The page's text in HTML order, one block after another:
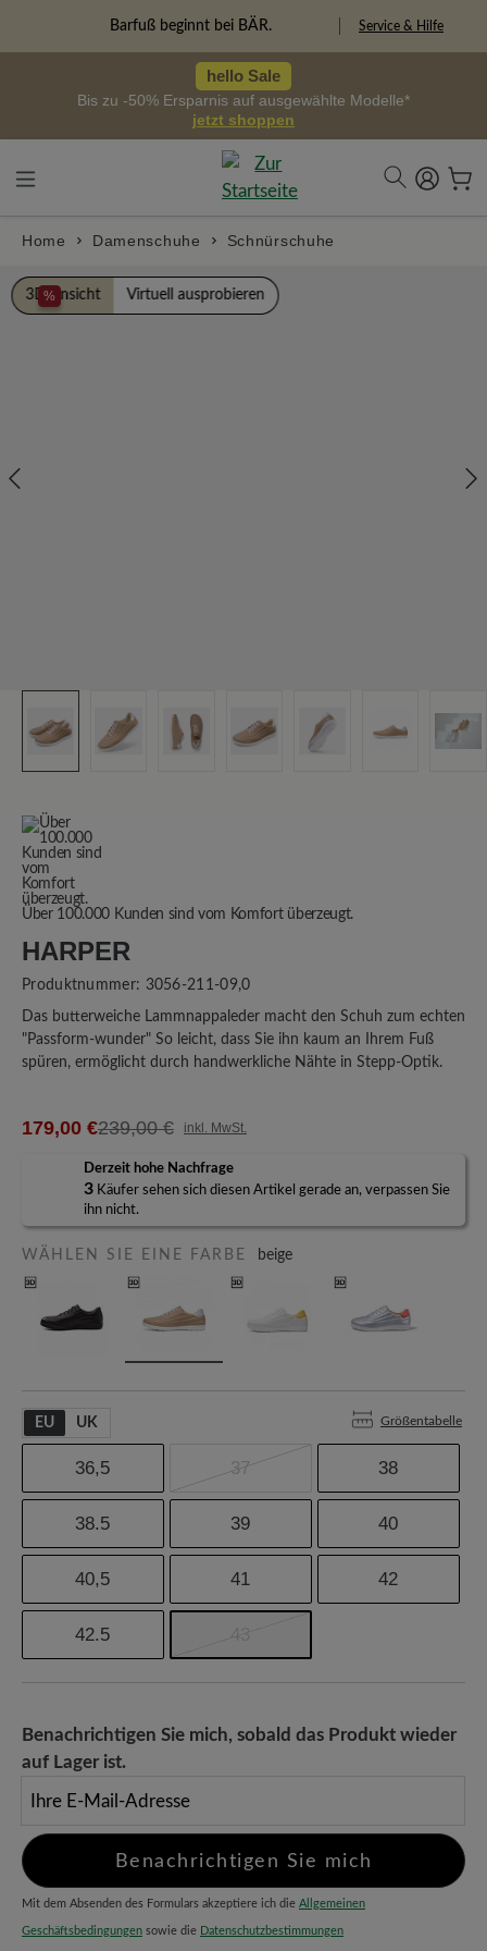
Freiheitspioniere Service & Hilfe
hello Sale
Bis zu -50% Ersparnis auf ausgewählte Modelle*
jetzt shoppen
Home Damenschuhe Schnürschuhe
%
Bildergalerie überspringen
3D Ansicht Virtuell ausprobieren
Über 100.000 Kunden sind vom Komfort überzeugt.
HARPER
Produktnummer: 3056-211-09,0
Das butterweiche Lammnappaleder macht den Schuh zum echten
"Passform-wunder" So leicht, dass Sie ihn kaum an Ihrem Fuß
spüren, ermöglicht durch handwerkliche Nähte in Stepp-Optik.
179,00 €239,00 € inkl. MwSt.
Derzeit hohe Nachfrage
3 Käufer sehen sich diesen Artikel gerade an, verpassen Sie
ihn nicht.
WÄHLEN SIE EINE FARBE beige
EU UK Größentabelle
36,5 37 38
38.5 39 40
40,5 41 42
42.5
Benachrichtigen Sie mich, sobald das Produkt wieder
auf Lager ist.
Benachrichtigen Sie mich
Mit dem Absenden des Formulars akzeptiere ich die Allgemeinen
Geschäftsbedingungen sowie die Datenschutzbestimmungen